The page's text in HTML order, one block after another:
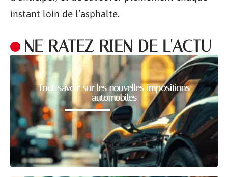
instant loin de l’asphalte.
NE RATEZ RIEN DE L'ACTU
Tout savoir sur les nouvelles impositions
automobiles